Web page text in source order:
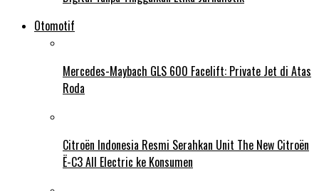
Otomotif
Mercedes-Maybach GLS 600 Facelift: Private Jet di Atas
Roda
Citroën Indonesia Resmi Serahkan Unit The New Citroën
Ë-C3 All Electric ke Konsumen